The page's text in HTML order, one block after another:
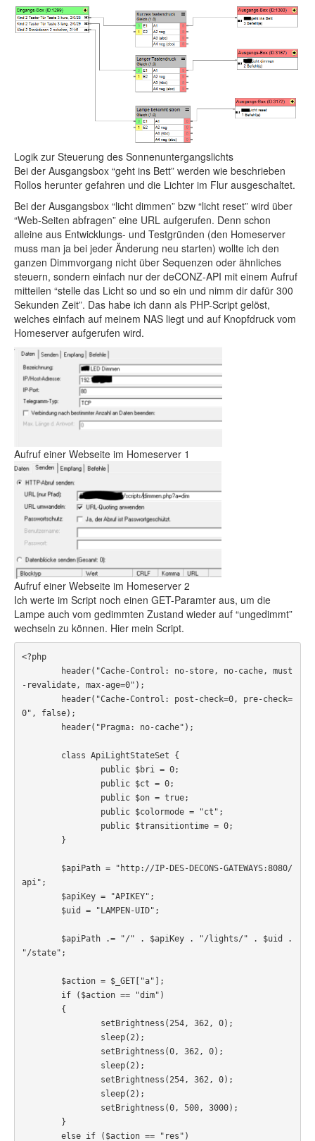
Logik zur Steuerung des Sonnenuntergangslichts
Bei der Ausgangsbox “geht ins Bett” werden wie beschrieben
Rollos herunter gefahren und die Lichter im Flur ausgeschaltet.
Bei der Ausgangsbox “licht dimmen” bzw “licht reset” wird über
“Web-Seiten abfragen” eine URL aufgerufen. Denn schon
alleine aus Entwicklungs- und Testgründen (den Homeserver
muss man ja bei jeder Änderung neu starten) wollte ich den
ganzen Dimmvorgang nicht über Sequenzen oder ähnliches
steuern, sondern einfach nur der deCONZ-API mit einem Aufruf
mitteilen “stelle das Licht so und so ein und nimm dir dafür 300
Sekunden Zeit”. Das habe ich dann als PHP-Script gelöst,
welches einfach auf meinem NAS liegt und auf Knopfdruck vom
Homeserver aufgerufen wird.
Aufruf einer Webseite im Homeserver 1
Aufruf einer Webseite im Homeserver 2
Ich werte im Script noch einen GET-Paramter aus, um die
Lampe auch vom gedimmten Zustand wieder auf “ungedimmt”
wechseln zu können. Hier mein Script.
<?php
-revalidate, max-age=0");
0", false);
api";
"/state";